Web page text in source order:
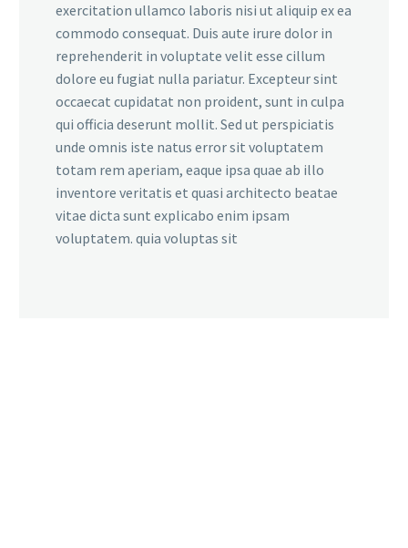
exercitation ullamco laboris nisi ut aliquip ex ea
commodo consequat. Duis aute irure dolor in
reprehenderit in voluptate velit esse cillum
dolore eu fugiat nulla pariatur. Excepteur sint
occaecat cupidatat non proident, sunt in culpa
qui officia deserunt mollit. Sed ut perspiciatis
unde omnis iste natus error sit voluptatem
totam rem aperiam, eaque ipsa quae ab illo
inventore veritatis et quasi architecto beatae
vitae dicta sunt explicabo enim ipsam
voluptatem. quia voluptas sit